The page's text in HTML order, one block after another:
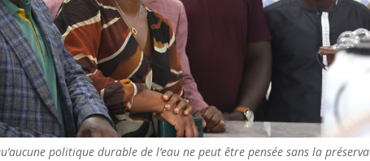
politique durable de l’eau ne peut être pensée sans la